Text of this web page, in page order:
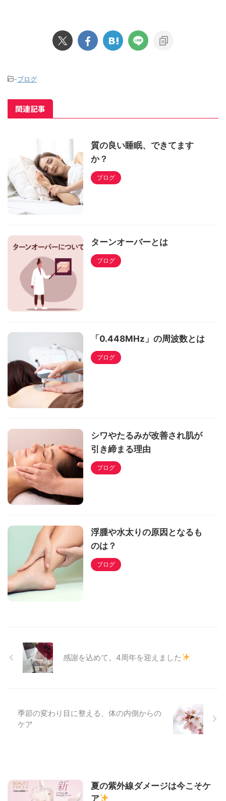
-ブログ
関連記事
質の良い睡眠、できてます
か？
ブログ
ターンオーバーとは
ブログ
「0.448MHz」の周波数とは
ブログ
シワやたるみが改善され肌が
引き締まる理由
ブログ
浮腫や水太りの原因となるも
のは？
ブログ
感謝を込めて。4周年を迎えました
季節の変わり目に整える、体の内側からの
ケア
夏の紫外線ダメージは今こそケ
ア